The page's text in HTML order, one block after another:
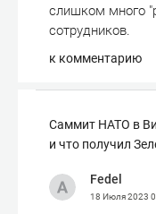
слишком много
сотрудников.
к комментарию
Саммит НАТО в
и что получил
Fedel
18 Июля 2023